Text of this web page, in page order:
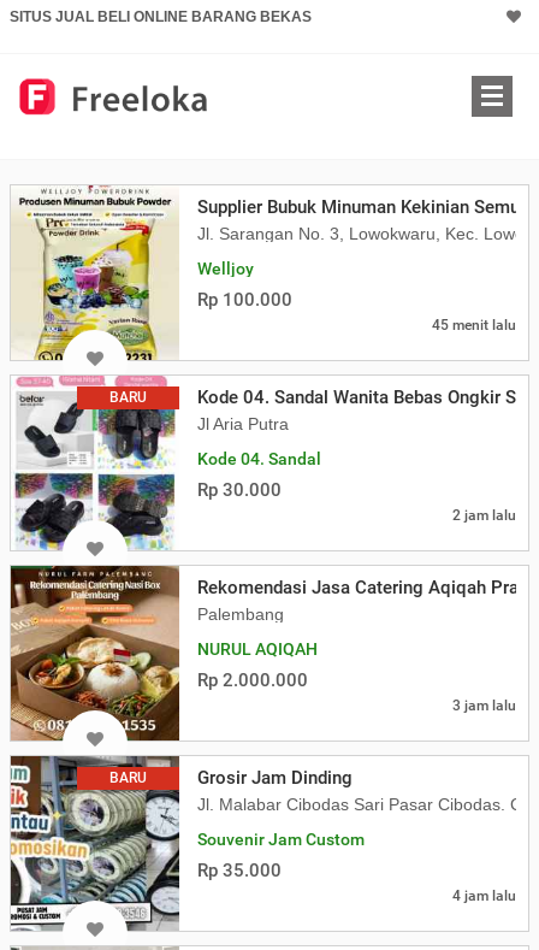
SITUS JUAL BELI ONLINE BARANG BEKAS
Supplier Bubuk Minuman Kekinian Semua
Jl. Sarangan No. 3, Lowokwaru, Kec.
Welljoy
Rp 100.000
45 menit lalu
BARU Kode 04. Sandal Wanita Bebas Ongkir
Jl Aria Putra
Kode 04. Sandal
Rp 30.000
2 jam lalu
Rekomendasi Jasa Catering Aqiqah
Palembang
NURUL AQIQAH
Rp 2.000.000
3 jam lalu
BARU Grosir Jam Dinding
Jl. Malabar Cibodas Sari Pasar Cibodas.
Souvenir Jam Custom
Rp 35.000
4 jam lalu